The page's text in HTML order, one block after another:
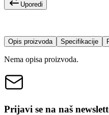
Uporedi
Opis proizvoda Specifikacije
Nema opisa proizvoda.
Prijavi se na naš